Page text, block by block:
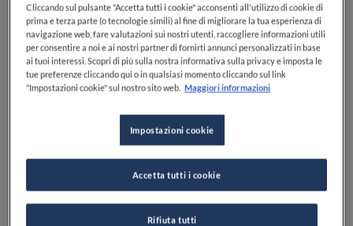
Cliccando sul pulsante "Accetta tutti i cookie" acconsenti all'utilizzo di cookie di
prima e terza parte (o tecnologie simili) al fine di migliorare la tua esperienza di
navigazione web, fare valutazioni sui nostri utenti, raccogliere informazioni utili
per consentire a noi e ai nostri partner di fornirti annunci personalizzati in base
ai tuoi interessi. Scopri di più sulla nostra informativa sulla privacy e imposta le
tue preferenze cliccando qui o in qualsiasi momento cliccando sul link
"Impostazioni cookie" sul nostro sito web. Maggiori informazioni
Impostazioni cookie
Rifiuta tutti
Accetta tutti i cookie